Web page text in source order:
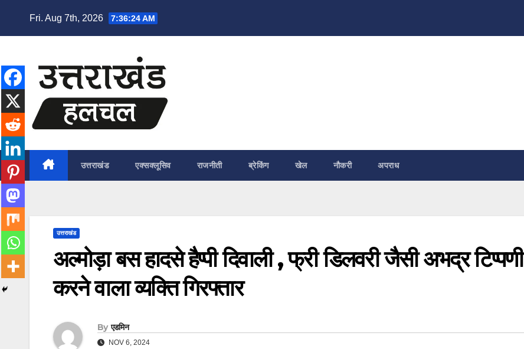
Fri. Aug 7th, 2026 7:36:26 AM
उत्तराखंड एक्सक्लूसिव राजनीती ब्रेकिंग खेल नौकरी अपराध
उत्तराखंड
अल्मोड़ा बस हादसे हैप्पी दिवाली , फ्री डिलवरी जैसी अभद्र टिप्पणी
करने वाला व्यक्ति गिरफ्तार
By एडमिन
NOV 6, 2024